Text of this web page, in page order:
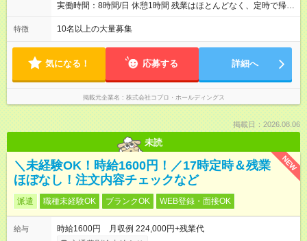
実働時間：8時間/日 休憩1時間 残業はほとんどなく、定時で帰れ
る日が多い働き方です。 毎日の業務は進捗管理や事務が中心な
ので、 「今日やるべき仕事」が終われば、自然と区切りをつけ
方を大切にしています。
特徴 10名以上の大量募集
気になる！ 応募する 詳細へ
掲載元企業名 株式会社コプロ・ホールディングス
掲載日：2026.08.06
未読
NEW
＼未経験OK！時給1600円！／17時定時＆残業
ほぼなし！注文内容チェックなど
派遣 職種未経験OK ブランクOK WEB登録・面接OK
給与
時給1600円 月収例 224,000円+残業代